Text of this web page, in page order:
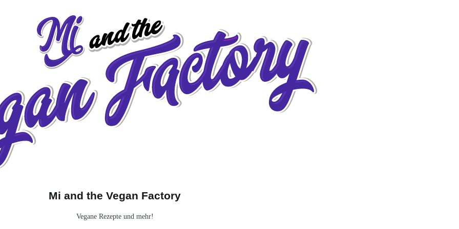
Mi and the Vegan Factory
Vegane Rezepte und mehr!